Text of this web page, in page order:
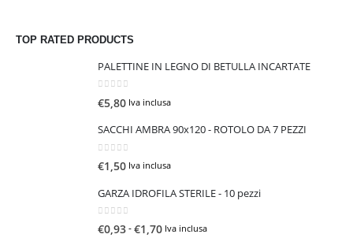
TOP RATED PRODUCTS
PALETTINE IN LEGNO DI BETULLA INCARTATE
€5,80 Iva inclusa
SACCHI AMBRA 90x120 - ROTOLO DA 7 PEZZI
€1,50 Iva inclusa
GARZA IDROFILA STERILE - 10 pezzi
0Su 5
€0,93-€1,70FIva inclusa